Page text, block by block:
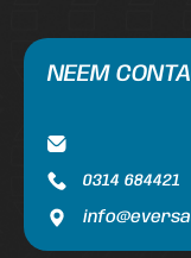
NEEM
0314 684421